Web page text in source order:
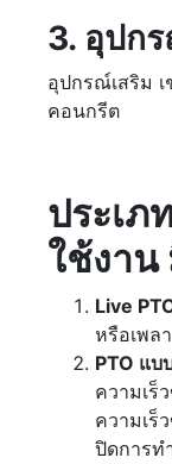
3. อุปก
อุปกรณ์เสริม
คอนกรีต
ประเภ
ใช้งาน
Live
หรือเพลา
PTO แบ
ความเร็
ความเร็
ปิดการท